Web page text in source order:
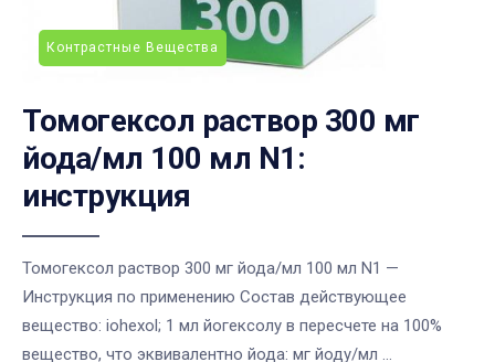
Контрастные Вещества
Томогексол раствор 300 мг
йода/мл 100 мл N1:
инструкция
Томогексол раствор 300 мг йода/мл 100 мл N1 —
Инструкция по применению Состав действующее
вещество: iohexol; 1 мл йогексолу в пересчете на 100%
вещество, что эквивалентно йода: мг йоду/мл ...